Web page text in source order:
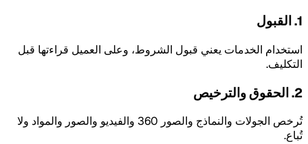
1. القبول
استخدام الخدمات يعني قبول الشروط، وعلى العميل قراءتها قبل
التكليف.
2. الحقوق والترخيص
تُرخص الجولات والنماذج والصور 360 والفيديو والصور والمواد ولا
تُباع.